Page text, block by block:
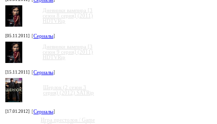
Дневники вампира [3
сезон 8 серия] (2011)
HDTVRip
[05.11.2011] [Сериалы]
Дневники вампира [3
сезон 9 серия] (2011)
HDTVRip
[15.11.2011] [Сериалы]
Шерлок (2 сезон 3
серия) (2012) SATRip
[17.01.2012] [Сериалы]
Игра престолов / Game